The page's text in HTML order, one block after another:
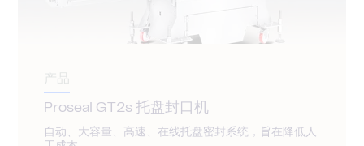
产品
Proseal GT2s 托盘封口机
自动、大容量、高速、在线托盘密封系统，旨在降低人